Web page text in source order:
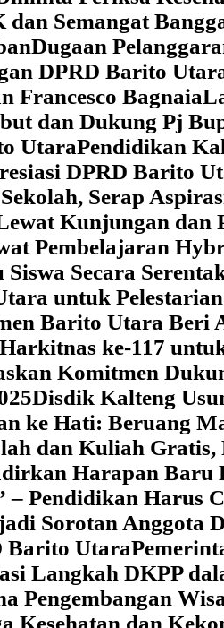
Semangat
Dugaan
DPRD Barito
Francesco Bagnaia
dan Dukung Pj
Utara‎Pendidikan
DPRD Barito
Serap
Kunjungan dan
Pembelajaran
Secara
untuk
Barito Utara Beri
ke-117
Komitmen
Disdik Kalteng
ke Hati: Beruang
dan Kuliah
Harapan Baru
Pendidikan Harus
Sorotan Anggota
Barito Utara
Langkah DKPP
Pengembangan
Kesehatan dan